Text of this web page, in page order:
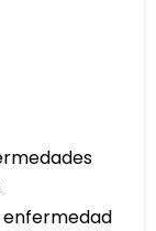
enfermedad